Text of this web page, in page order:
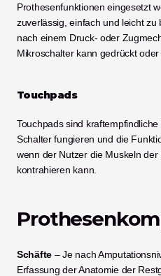
Prothesenfunktionen eingesetzt
zuverlässig, einfach und leicht
nach einem Druck- oder
Mikroschalter kann gedrückt
Touchpads
Touchpads sind
Schalter fungieren und die
wenn der Nutzer die Muskeln
kontrahieren kann.
Schäfte – Je nach
Erfassung der Anatomie der